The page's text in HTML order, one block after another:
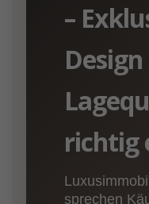
–
richtig
sprechen